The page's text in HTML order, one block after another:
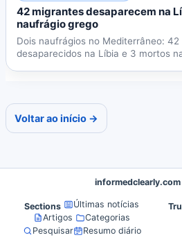
42 migrantes desaparecem na
naufrágio grego
Dois naufrágios no Mediterrâneo:
desaparecidos na Líbia e 3 mortos
Voltar ao início →
informedclearly.com
Sections
Últimas notícias
Artigos
Categorias
Pesquisar
Resumo diário